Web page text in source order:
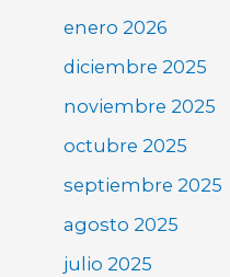
enero 2026
diciembre 2025
noviembre 2025
octubre 2025
septiembre 2025
agosto 2025
julio 2025